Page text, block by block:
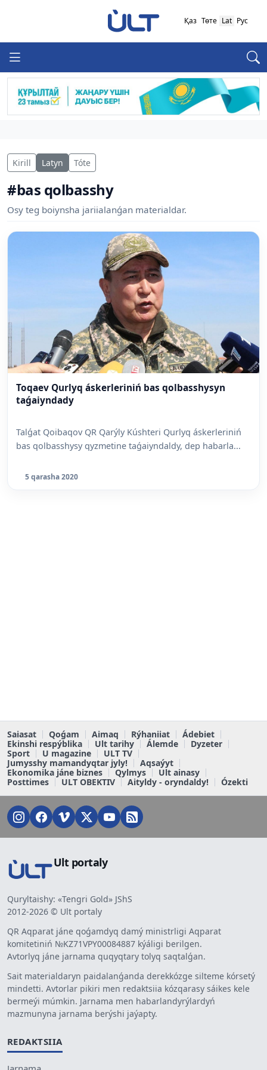
Қаз Төте Lat Рус
Kirill Latyn Tóte
#bas qolbasshy
Osy teg boiynsha jariialanǵan materialdar.
Toqaev Qurlyq áskerleriniń bas qolbasshysyn
taǵaiyndady
Talǵat Qoibaqov QR Qarýly Kúshteri Qurlyq áskerleriniń
bas qolbasshysy qyzmetine taǵaiyndaldy, dep habarla...
5 qarasha 2020
Saiasat Qoǵam Aimaq Rýhaniiat
Ádebiet
Ekinshi respýblika
Ult tarihy Álemde
Dyzeter
Sport
U magazine
ULT TV
Jumysshy mamandyqtar jyly!
Aqsaýyt
Ekonomika jáne biznes
Qylmys
Ult ainasy
Posttimes
ULT OBEKTIV Aityldy - oryndaldy! Ózekti
Ult portaly
Quryltaishy: «Tengri Gold» JShS
2012-2026 © Ult portaly
QR Aqparat jáne qoǵamdyq damý ministrligi Aqparat
komitetiniń №KZ71VPY00084887 kýáligi berilgen.
Avtorlyq jáne jarnama quqyqtary tolyq saqtalǵan.
Sait materialdaryn paidalanǵanda derekkózge silteme kórsetý
mindetti. Avtorlar pikiri men redaktsiia kózqarasy sáikes kele
bermeýi múmkin. Jarnama men habarlandyrýlardyń
mazmunyna jarnama berýshi jaýapty.
REDAKTSIIA